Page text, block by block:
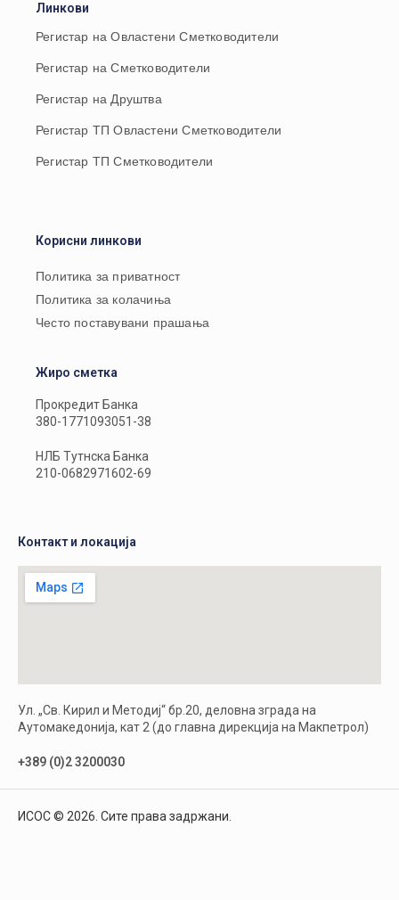
Линкови
Регистар на Овластени Сметководители
Регистар на Сметководители
Регистар на Друштва
Регистар ТП Овластени Сметководители
Регистар ТП Сметководители
Корисни линкови
Политика за приватност
Политика за колачиња
Често поставувани прашања
Жиро сметка
Прокредит Банка
380-1771093051-38
НЛБ Тутнска Банка
210-0682971602-69
Контакт и локација
Ул. „Св. Кирил и Методиј“ бр.20, деловна зграда на
Аутомакедонија, кат 2 (до главна дирекција на Макпетрол)
+389 (0)2 3200030
ИСОС © 2026. Сите права задржани.